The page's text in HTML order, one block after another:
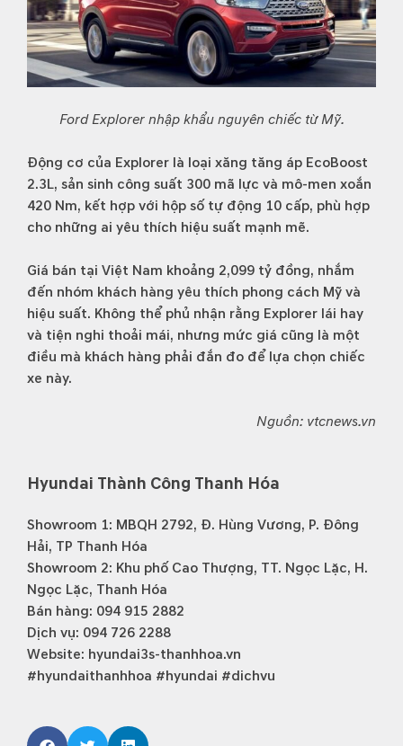
Ford Explorer nhập khẩu nguyên chiếc từ Mỹ.
Động cơ của Explorer là loại xăng tăng áp EcoBoost
2.3L, sản sinh công suất 300 mã lực và mô-men xoắn
420 Nm, kết hợp với hộp số tự động 10 cấp, phù hợp
cho những ai yêu thích hiệu suất mạnh mẽ.
Giá bán tại Việt Nam khoảng 2,099 tỷ đồng, nhắm
đến nhóm khách hàng yêu thích phong cách Mỹ và
hiệu suất. Không thể phủ nhận rằng Explorer lái hay
và tiện nghi thoải mái, nhưng mức giá cũng là một
điều mà khách hàng phải đắn đo để lựa chọn chiếc
xe này.
Nguồn: vtcnews.vn
Hyundai Thành Công Thanh Hóa
Showroom 1: MBQH 2792, Đ. Hùng Vương, P. Đông
Hải, TP Thanh Hóa
Showroom 2: Khu phố Cao Thượng, TT. Ngọc Lặc, H.
Ngọc Lặc, Thanh Hóa
Bán hàng: 094 915 2882
Dịch vụ: 094 726 2288
Website: hyundai3s-thanhhoa.vn
#hyundaithanhhoa #hyundai #dichvu